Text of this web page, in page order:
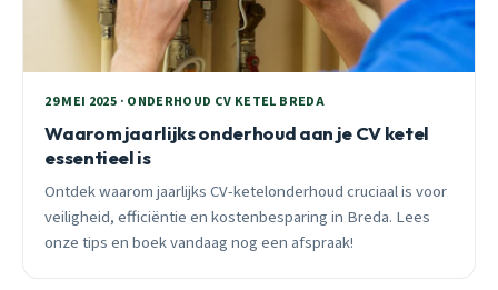
29 MEI 2025 · ONDERHOUD CV KETEL BREDA
Waarom jaarlijks onderhoud aan je CV ketel
essentieel is
Ontdek waarom jaarlijks CV-ketelonderhoud cruciaal is voor
veiligheid, efficiëntie en kostenbesparing in Breda. Lees
onze tips en boek vandaag nog een afspraak!